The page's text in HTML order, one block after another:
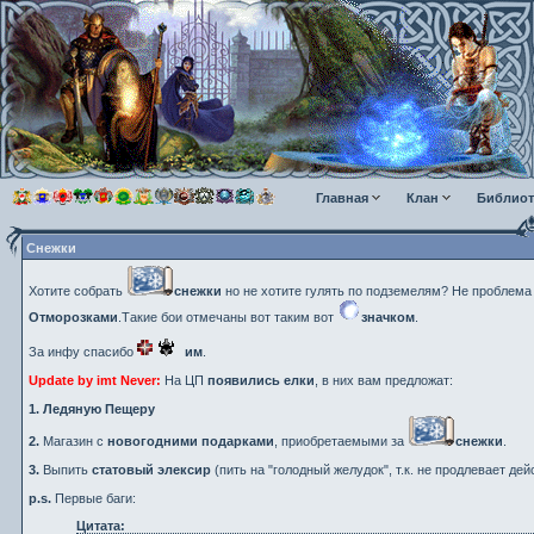
Главная Клан
Снежки
Хотите собрать снежки но не хотите гулять по подземелям? Не
Отморозками .Такие бои отмечаны вот таким вот значком
За инфу спасибо им
Update by imt Never: На ЦП появились елки , в них вам предложат:
1. Ледяную Пещеру
2. Магазин с новогодними подарками , приобретаемыми за снежки
3. Выпить статовый элексир (пить на "голодный желудок", т.к. не продлевает
p.s. Первые баги:
Цитата: